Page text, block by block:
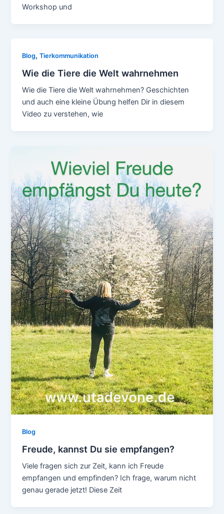
Workshop und
Blog,Tierkommunikation
Wie die Tiere die Welt wahrnehmen
Wie die Tiere die Welt wahrnehmen? Geschichten
und auch eine kleine Übung helfen Dir in diesem
Video zu verstehen, wie
Blog
Freude, kannst Du sie empfangen?
Viele fragen sich zur Zeit, kann ich Freude
empfangen und empfinden? Ich frage, warum nicht
genau gerade jetzt! Diese Zeit